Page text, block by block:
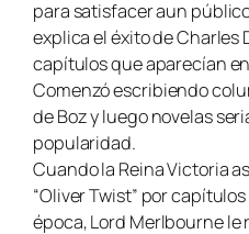
para satisfacer aun
explica el éxito de Charles
capítulos que aparecían
Comenzó escribiendo
de Boz y luego novelas
popularidad.
Cuando la Reina Victoria
“Oliver Twist” por
época, Lord Merlbourne le